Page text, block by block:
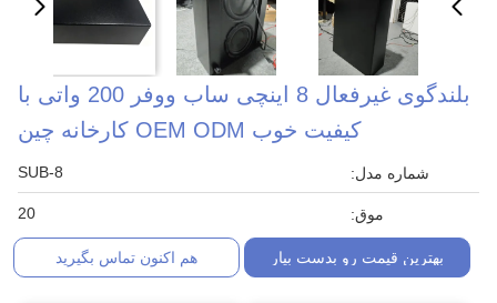
بلندگوی غیرفعال 8 اینچی ساب ووفر 200 واتی با
کیفیت خوب OEM ODM کارخانه چین
شماره مدل: SUB-8
موق: 20
بهترین قیمت رو بدست بیار هم اکنون تماس بگیرید